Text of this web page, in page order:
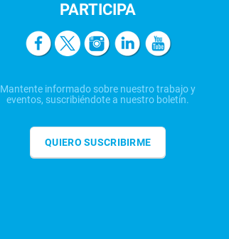
PARTICIPA
Mantente informado sobre nuestro trabajo y
eventos, suscribiéndote a nuestro boletín.
QUIERO SUSCRIBIRME